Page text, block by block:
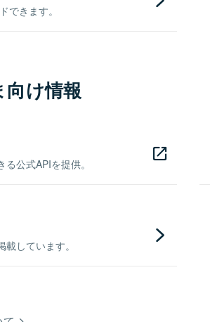
できます。
け情報
公式APIを提供。
しています。